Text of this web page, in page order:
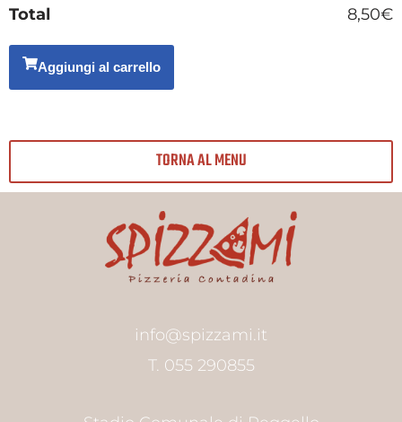
Total
8,50€
Aggiungi al carrello
TORNA AL MENU
info@spizzami.it
T. 055 290855